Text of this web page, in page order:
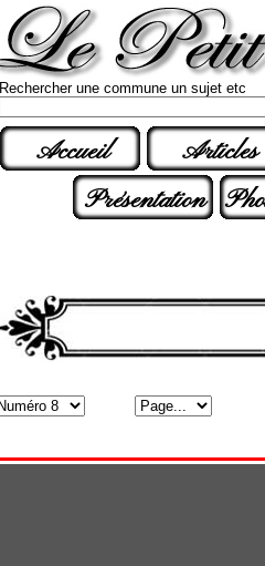
Rechercher une commune un sujet etc
Accueil
Articles
Présentation